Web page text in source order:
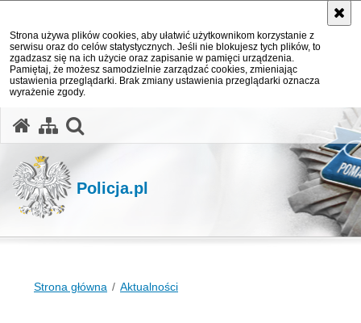
Strona używa plików cookies, aby ułatwić użytkownikom korzystanie z
serwisu oraz do celów statystycznych. Jeśli nie blokujesz tych plików, to
zgadzasz się na ich użycie oraz zapisanie w pamięci urządzenia.
Pamiętaj, że możesz samodzielnie zarządzać cookies, zmieniając
ustawienia przeglądarki. Brak zmiany ustawienia przeglądarki oznacza
wyrażenie zgody.
Policja.pl
Strona główna Aktualności